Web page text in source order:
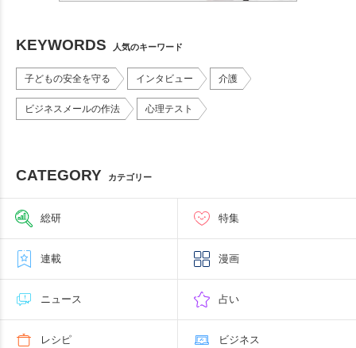
KEYWORDS 人気のキーワード
子どもの安全を守る インタビュー 介護
ビジネスメールの作法 心理テスト
CATEGORY カテゴリー
総研 特集
連載 漫画
ニュース 占い
レシピ ビジネス